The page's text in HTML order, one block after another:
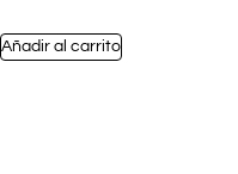
Añadir al carrito